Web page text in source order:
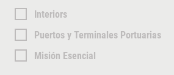
Interiors
Puertos y Terminales Portuarias
Misión Esencial